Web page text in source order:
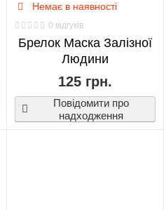
Немає в наявності
0 відгуків
Брелок Маска Залізної
Людини
125 грн.
Повідомити про
надходження